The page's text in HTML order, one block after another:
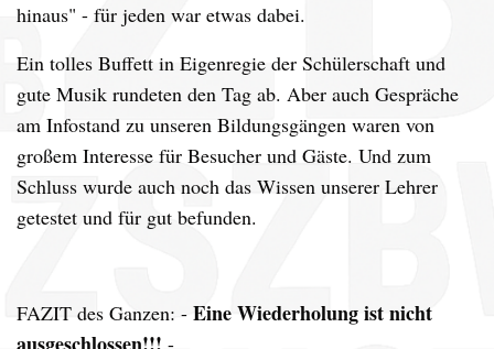
hinaus" - für jeden war etwas dabei.
Ein tolles Buffett in Eigenregie der Schülerschaft und
gute Musik rundeten den Tag ab. Aber auch Gespräche
am Infostand zu unseren Bildungsgängen waren von
großem Interesse für Besucher und Gäste. Und zum
Schluss wurde auch noch das Wissen unserer Lehrer
getestet und für gut befunden.
FAZIT des Ganzen: - Eine Wiederholung ist nicht
-